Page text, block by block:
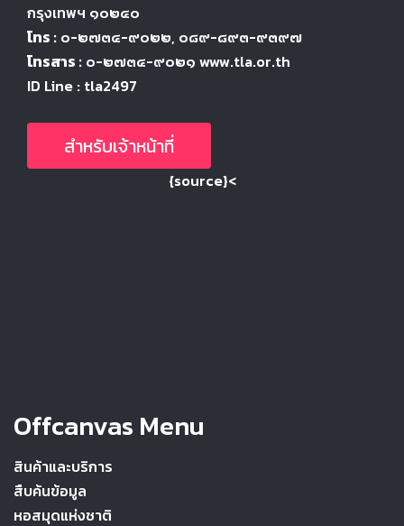
กรุงเทพฯ ๑๐๒๔๐
โทร : ๐-๒๗๓๔-๙๐๒๒, ๐๘๙-๘๙๓-๙๓๙๗
โทรสาร : ๐-๒๗๓๔-๙๐๒๑ www.tla.or.th
ID Line : tla2497
สำหรับเจ้าหน้าที่
{source}<
Offcanvas Menu
สินค้าและบริการ
สืบค้นข้อมูล
หอสมุดแห่งชาติ